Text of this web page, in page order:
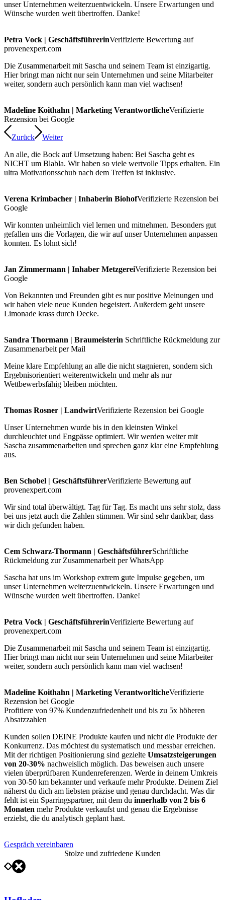
unser Unternehmen weiterzuentwickeln. Unsere Erwartungen und
Wünsche wurden weit übertroffen. Danke!
Petra Vock | GeschäftsführerinVerifizierte Bewertung auf
provenexpert.com
Die Zusammenarbeit mit Sascha und seinem Team ist einzigartig.
Hier bringt man nicht nur sein Unternehmen und seine Mitarbeiter
weiter, sondern auch persönlich kann man viel wachsen!
Madeline Koithahn | Marketing VerantwortlicheVerifizierte
Rezension bei Google
Zurück
Weiter
An alle, die Bock auf Umsetzung haben: Bei Sascha geht es
NICHT um Blabla. Wir haben so viele wertvolle Tipps erhalten. Ein
ultra Motivationsschub nach dem Treffen ist inklusive.
Verena Krimbacher | Inhaberin BiohofVerifizierte Rezension bei
Google
Wir konnten unheimlich viel lernen und mitnehmen. Besonders gut
gefallen uns die Vorlagen, die wir auf unser Unternehmen anpassen
konnten. Es lohnt sich!
Jan Zimmermann | Inhaber MetzgereiVerifizierte Rezension bei
Google
Von Bekannten und Freunden gibt es nur positive Meinungen und
wir haben viele neue Kunden begeistert. Außerdem geht unsere
Limonade krass durch Decke.
Sandra Thormann | Braumeisterin Schriftliche Rückmeldung zur
Zusammenarbeit per Mail
Meine klare Empfehlung an alle die nicht stagnieren, sondern sich
Ergebnisorientiert weiterentwickeln und mehr als nur
Wettbewerbsfähig bleiben möchten.
Thomas Rosner | LandwirtVerifizierte Rezension bei Google
Unser Unternehmen wurde bis in den kleinsten Winkel
durchleuchtet und Engpässe optimiert. Wir werden weiter mit
Sascha zusammenarbeiten und sprechen ganz klar eine Empfehlung
aus.
Ben Schobel | GeschäftsführerVerifizierte Bewertung auf
provenexpert.com
Wir sind total überwältigt. Tag für Tag. Es macht uns sehr stolz, dass
bei uns jetzt auch die Zahlen stimmen. Wir sind sehr dankbar, dass
wir dich gefunden haben.
Cem Schwarz-Thormann | GeschäftsführerSchriftliche
Rückmeldung zur Zusammenarbeit per WhatsApp
Sascha hat uns im Workshop extrem gute Impulse gegeben, um
unser Unternehmen weiterzuentwickeln. Unsere Erwartungen und
Wünsche wurden weit übertroffen. Danke!
Petra Vock | GeschäftsführerinVerifizierte Bewertung auf
provenexpert.com
Die Zusammenarbeit mit Sascha und seinem Team ist einzigartig.
Hier bringt man nicht nur sein Unternehmen und seine Mitarbeiter
weiter, sondern auch persönlich kann man viel wachsen!
Madeline Koithahn | Marketing VerantworlticheVerifizierte
Rezension bei Google
Profitiere von 97% Kundenzufriedenheit und bis zu 5x höheren
Absatzzahlen
Kunden sollen DEINE Produkte kaufen und nicht die Produkte der
Konkurrenz. Das möchtest du systematisch und messbar erreichen.
Mit der richtigen Positionierung sind gezielte Umsatzsteigerungen
von 20-30% nachweislich möglich. Das beweisen auch unsere
vielen überprüfbaren Kundenreferenzen. Werde in deinem Umkreis
von 30-50 km bekannter und verkaufe mehr Produkte. Deinem Ziel
näherst du dich am liebsten präzise und genau durchdacht. Was dir
fehlt ist ein Sparringspartner, mit dem du innerhalb von 2 bis 6
Monaten mehr Produkte verkaufst und genau die Ergebnisse
erzielst, die du analytisch geplant hast.
Gespräch vereinbaren
Stolze und zufriedene Kunden